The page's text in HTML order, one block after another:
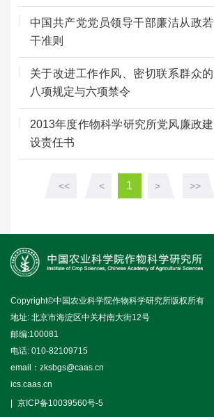
中国共产党党员领导干部廉洁从政若
干准则
关于改进工作作风、密切联系群众的
八项规定与六项禁令
2013年度作物科学研究所党风廉政建
设责任书
<< < 1 > >>
Copyright©中国农业科学院作物科学研究所版权所有
地址: 北京市海淀区中关村南大街12号
邮编:100081
电话: 010-82109715
email：zksbgs@caas.cn
ics.caas.cn
京ICP备10039560号-5